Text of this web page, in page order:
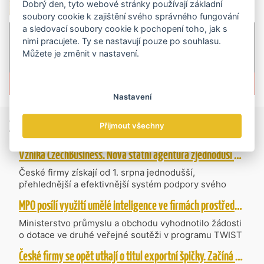
Zprávy ze světa obchodu
Vzniká CzechBusiness. Nová státní agentura zjednoduší podporu českých firem
České firmy získají od 1. srpna jednodušší,
přehlednější a efektivnější systém podpory svého
CzechBusiness, která propojuje dosavadní
kompetence agentur CzechTrade a CzechInvest.
Firmám nabídne jednoho partnera pro rozvoj od
inovací až po zahraniční expanzi.
MPO posílí využití umělé inteligence ve firmách prostřednictvím 40 projektů z programu TWIST
Ministerstvo průmyslu a obchodu vyhodnotilo žádosti
o dotace ve druhé veřejné soutěži v programu TWIST
– Transfer, Výzkum, Vývoj a Inovace pro Strategické
Technologie, do které bylo podáno 318 návrhů
České firmy se opět utkají o titul exportní špičky. Začíná další ročník Ocenění Českých Exportérů
Dobrý den, tyto webové stránky používají základní
soubory cookie k zajištění svého správného fungování
a sledovací soubory cookie k pochopení toho, jak s
nimi pracujete. Ty se nastavují pouze po souhlasu.
Můžete je změnit v nastavení.
Nastavení
Přijmout všechny